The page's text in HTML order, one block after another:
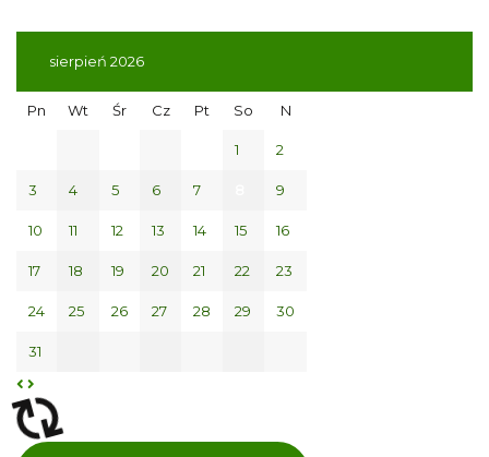
sierpień 2026
Pn Wt Śr Cz Pt So N
1 2
3 4 5 6 7 9
10 11 12 13 14 15 16
17 18 19 20 21 22 23
24 25 26 27 28 29 30
31